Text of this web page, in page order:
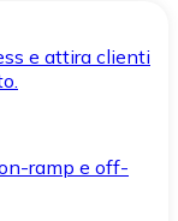
e attira clienti
ramp e off-